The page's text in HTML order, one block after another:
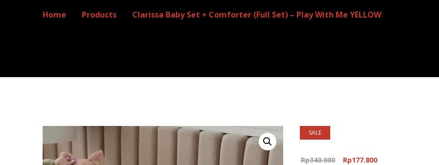
Home Products Clarissa Baby Set + Comforter (Full Set) – Play With Me YELLOW
SALE
Rp340.000
Original
Rp177.800Current